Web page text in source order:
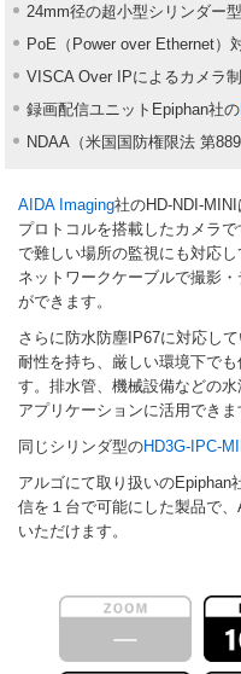
24mm径の超小型シリンダー
PoE（Power over Ethernet）
VISCA Over IPによるカメラ
録画配信ユニットEpiphan社の
NDAA（米国国防権限法 第
AIDA Imaging社のHD-NDI-
プロトコルを搭載したカメラ
で難しい場所の監視にも対応
ネットワークケーブルで撮影
ができます。
さらに防水防塵IP67に対応し
耐性を持ち、厳しい環境下で
す。排水管、機械設備などの
アプリケーションに活用できま
同じシリンダ型のHD3G-IPC-
アルゴにて取り扱いのEpiphan
信を１台で可能にした製品で
いただけます。